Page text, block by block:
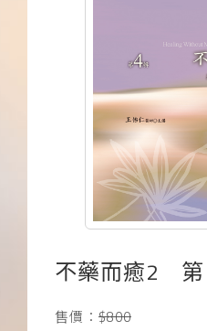
影
關
聯
下
不藥而癒2 第
售價： $800